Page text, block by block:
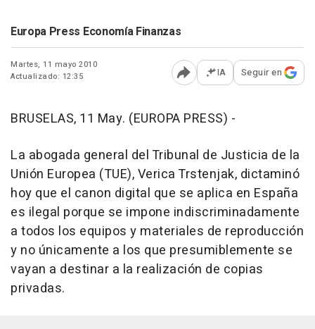
Europa Press Economía Finanzas
Martes, 11 mayo 2010
Actualizado: 12:35
Abrir opciones para
IA Seguir en
BRUSELAS, 11 May. (EUROPA PRESS) -
La abogada general del Tribunal de Justicia de la
Unión Europea (TUE), Verica Trstenjak, dictaminó
hoy que el canon digital que se aplica en España
es ilegal porque se impone indiscriminadamente
a todos los equipos y materiales de reproducción
y no únicamente a los que presumiblemente se
vayan a destinar a la realización de copias
privadas.